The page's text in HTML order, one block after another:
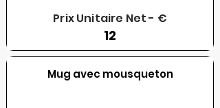
Prix Unitaire Net - €
12
Mug avec mousqueton